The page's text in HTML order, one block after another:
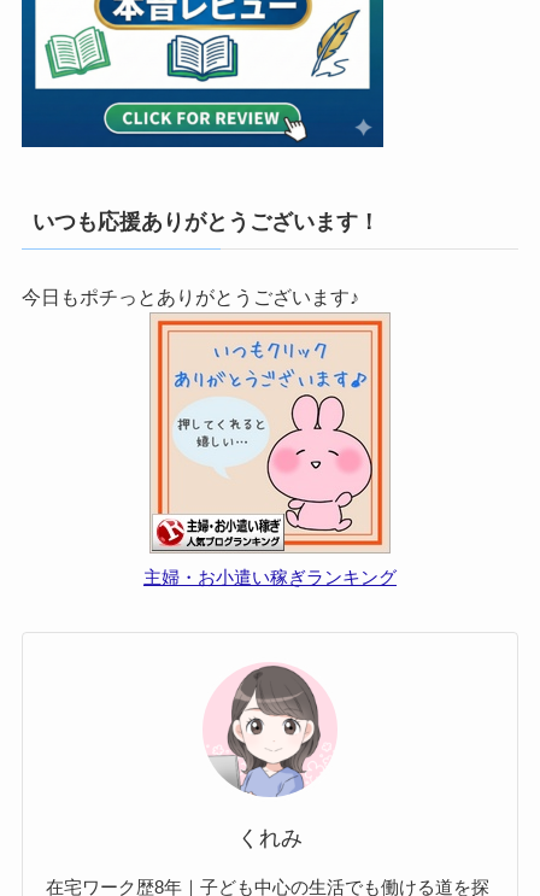
いつも応援ありがとうございます！
今日もポチっとありがとうございます♪
主婦・お小遣い稼ぎランキング
くれみ
在宅ワーク歴8年｜子ども中心の生活でも働ける道を探